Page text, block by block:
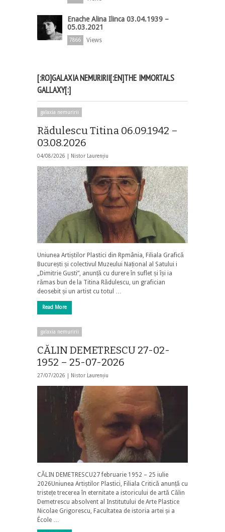
Enache Alina Ilinca 03.04.1939 –
05.03.2021
7866 Views
[:RO]GALAXIA NEMURIRII[:EN]THE IMMORTALS
GALLAXY[:]
galaxia nemuririi
Rădulescu Titina 06.09.1942 –
03.08.2026
04/08/2026 | Nistor Laurențiu
Uniunea Artiștilor Plastici din Rpmânia, Filiala Grafică
București și colectivul Muzeului Național al Satului i
„Dimitrie Gusti”, anunță cu durere în suflet și își ia
rămas bun de la Titina Rădulescu, un grafician
deosebit și un artist cu totul …
Read More
galaxia nemuririi
CĂLIN DEMETRESCU 27-02-
1952 – 25-07-2026
27/07/2026 | Nistor Laurențiu
CĂLIN DEMETRESCU27 februarie 1952 – 25 iulie
2026Uniunea Artiștilor Plastici, Filiala Critică anunță cu
tristețe trecerea în eternitate a istoricului de artă Călin
Demetrescu absolvent al Institutului de Arte Plastice
Nicolae Grigorescu, Facultatea de istoria artei și a
École …